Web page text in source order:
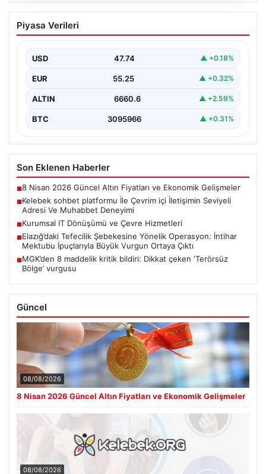
Kelebek sohbet platformu İle Çevrim içi
İletişimin Seviyeli Adresi Ve Muhabbet
İnternet ortamında insanların seviyeli bir şekilde irtibat
çeşitli…
Piyasa Verileri
USD 47.74 ▲ +0.18%
EUR 55.25 ▲ +0.32%
ALTIN 6660.6 ▲ +2.59%
BTC 3095966 ▲ +0.31%
Son Eklenen Haberler
■8 Nisan 2026 Güncel Altın Fiyatları ve Ekonomik Gelişmeler
■Kelebek sohbet platformu İle Çevrim içi İletişimin Seviyeli
Adresi Ve Muhabbet Deneyimi
■Kurumsal IT Dönüşümü ve Çevre Hizmetleri
■Elazığ’daki Tefecilik Şebekesine Yönelik Operasyon: İntihar
Mektubu İpuçlarıyla Büyük Vurgun Ortaya Çıktı
■MGK’den 8 maddelik kritik bildiri: Dikkat çeken ‘Terörsüz
Bölge’ vurgusu
Güncel
08/08/2026
8 Nisan 2026 Güncel Altın Fiyatları ve Ekonomik Gelişmeler
08/08/2026